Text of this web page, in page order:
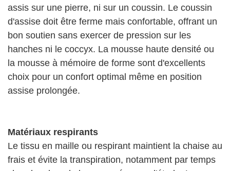
assis sur une pierre, ni sur un coussin. Le coussin
d'assise doit être ferme mais confortable, offrant un
bon soutien sans exercer de pression sur les
hanches ni le coccyx. La mousse haute densité ou
la mousse à mémoire de forme sont d'excellents
choix pour un confort optimal même en position
assise prolongée.
Matériaux respirants
Le tissu en maille ou respirant maintient la chaise au
frais et évite la transpiration, notamment par temps